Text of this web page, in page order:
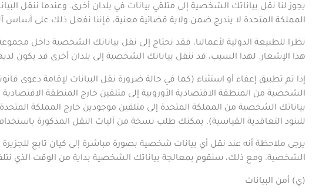
يجوز لنا نقل بياناتك الشخصية إلى متلقي بيانات في بلدان أخرى. وعندما ننقل
المملكة المتحدة لا يندرج ضمن ولاية قضائية معنية، فإننا نفعل ذلك على أساس
نظرا للطبيعة الدولية لأعمالنا، فقد نحتاج إلى نقل بياناتك الشخصية داخل
هذا الإشعار. لهذا السبب، قد ننقل بياناتك الشخصية إلى بلدان أخرى قد يكون
إذا تم تطبيق إعفاء أو استثناء (كما في حالة ضرورة نقل البيانات لإقامة دعوى
الشخصية من المنطقة الاقتصادية الأوروبية إلى متلقين خارج المنطقة
بياناتك الشخصية من المملكة المتحدة إلى متلقين موجودين خارج المملكة
للبنود التعاقدية القياسية). يمكنك طلب نسخة من آليات النقل المذكورة
يرجى ملاحظة أنه عند نقل أي بيانات شخصية بصورة مباشرة إلى كيان تابع
الشخصية. ومع ذلك، سنقوم بمعالجة بياناتك الشخصية بداية من الوقت الذي
(ي) أمن البيانات